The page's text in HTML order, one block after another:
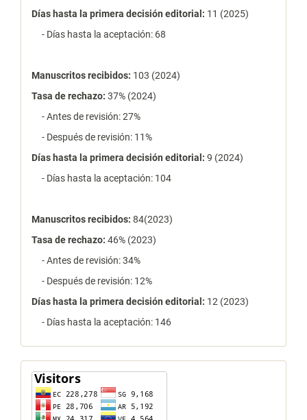
Días hasta la primera decisión editorial: 11 (2025)
- Días hasta la aceptación: 68
Manuscritos recibidos: 103 (2024)
Tasa de rechazo: 37% (2024)
- Antes de revisión: 27%
- Después de revisión: 11%
Días hasta la primera decisión editorial: 9 (2024)
- Días hasta la aceptación: 104
Manuscritos recibidos: 84(2023)
Tasa de rechazo: 46% (2023)
- Antes de revisión: 34%
- Después de revisión: 12%
Días hasta la primera decisión editorial: 12 (2023)
- Días hasta la aceptación: 146
contador